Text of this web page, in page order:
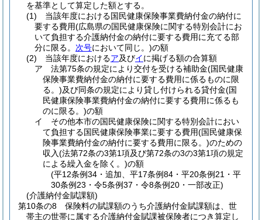
を基準として算定した額とする。
(1)
当該年度における国民健康保険事業費納付金の納付に
要する費用(広島県の国民健康保険に関する特別会計にお
いて負担する介護納付金の納付に要する費用に充てる部
分に限る。 次号において同じ。)の額
(2)
当該年度におけるア及びイに掲げる額の合算額
ア
法第75条の規定により交付を受ける補助金(国民健康
保険事業費納付金の納付に要する費用に係るものに限
る。)及び同条の規定により貸し付けられる貸付金(国
民健康保険事業費納付金の納付に要する費用に係るも
のに限る。)の額
イ
その他本市の国民健康保険に関する特別会計におい
て負担する国民健康保険事業に要する費用(国民健康保
険事業費納付金の納付に要する費用に限る。)のための
収入(法第72条の3第1項及び第72条の3の3第1項の規定
による繰入金を除く。)の額
(平12条例34・追加、平17条例84・平20条例21・平
30条例23・令5条例37・令8条例20・一部改正)
(介護納付金賦課額)
第10条の8
保険料の賦課額のうち介護納付金賦課額は、世
帯主の世帯に属する介護納付金賦課被保険者につき算定し